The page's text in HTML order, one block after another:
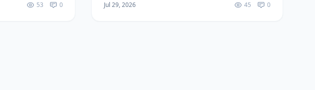
53 0 Jul 29, 2026 45 0